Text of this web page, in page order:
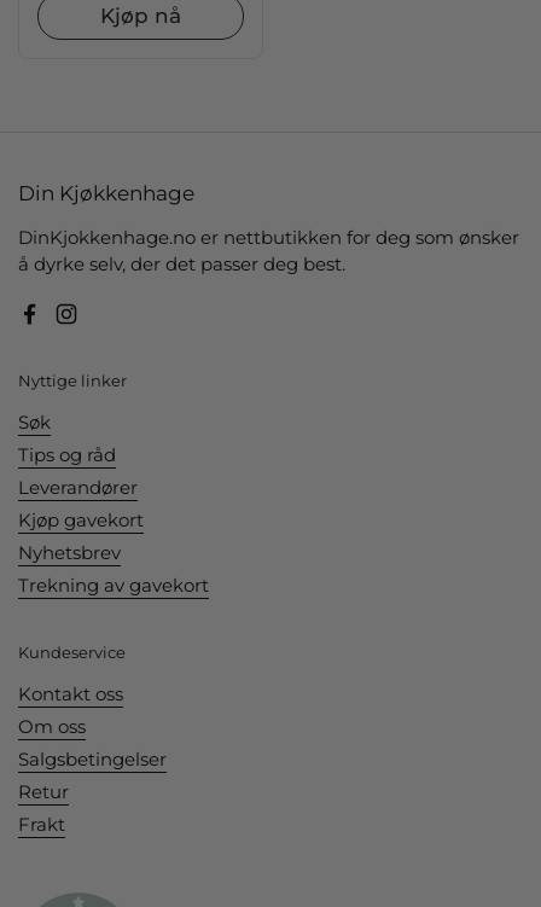
Kjøp nå
Din Kjøkkenhage
DinKjokkenhage.no er nettbutikken for deg som ønsker
å dyrke selv, der det passer deg best.
FacebookInstagram
Nyttige linker
Søk
Tips og råd
Leverandører
Kjøp gavekort
Nyhetsbrev
Trekning av gavekort
Kundeservice
Kontakt oss
Om oss
Salgsbetingelser
Retur
Frakt